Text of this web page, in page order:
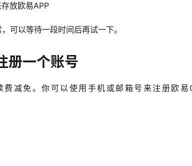
放欧易APP
可以等待一段时间后再试一下。
册一个账号
减免。你可以使用手机或邮箱号来注册欧易